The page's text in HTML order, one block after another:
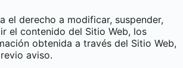
el derecho a modificar, suspender,
el contenido del Sitio Web, los
obtenida a través del Sitio Web,
aviso.